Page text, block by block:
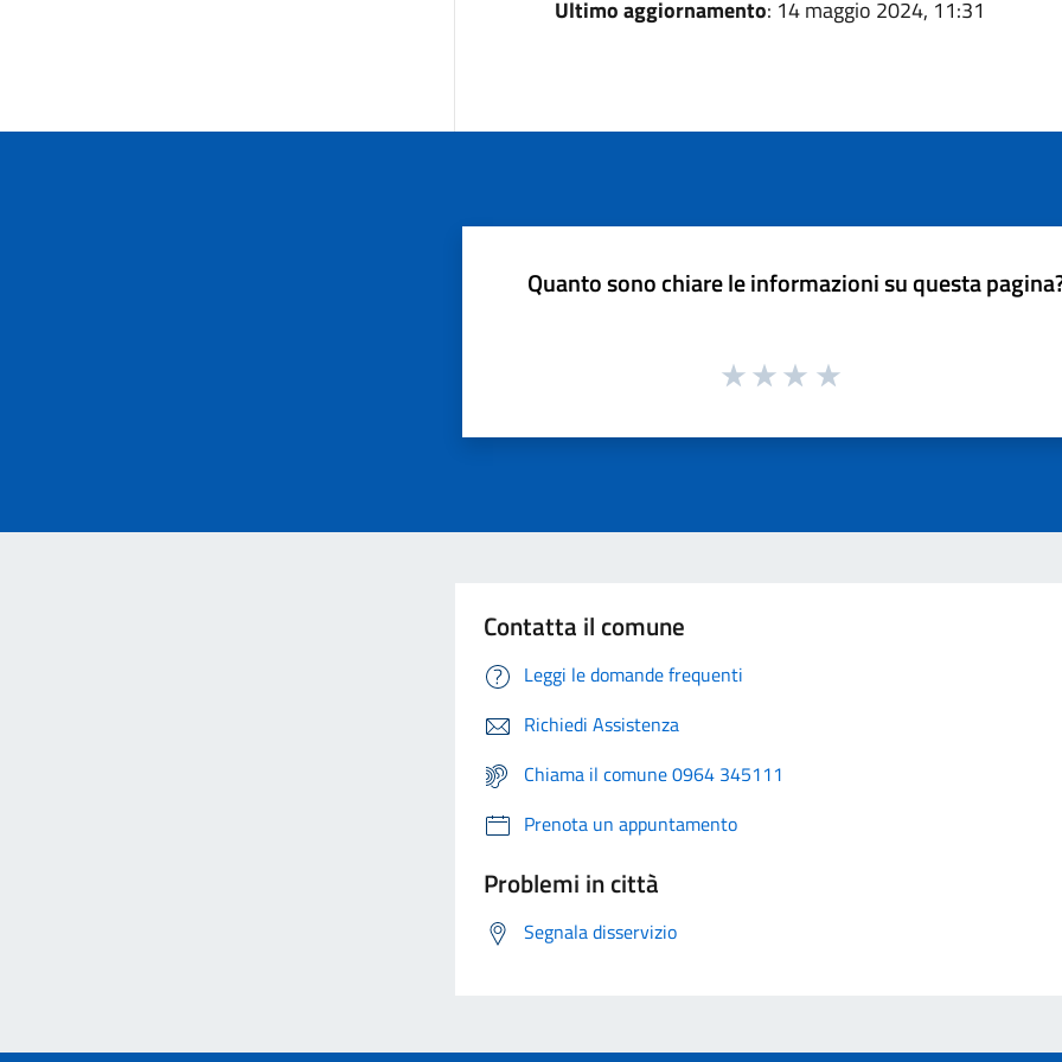
Ultimo aggiornamento: 14 maggio 2024, 11:31
Quanto sono chiare le informazioni su questa
Contatta il comune
Leggi le domande frequenti
Richiedi Assistenza
Chiama il comune 0964 345111
Prenota un appuntamento
Problemi in città
Segnala disservizio